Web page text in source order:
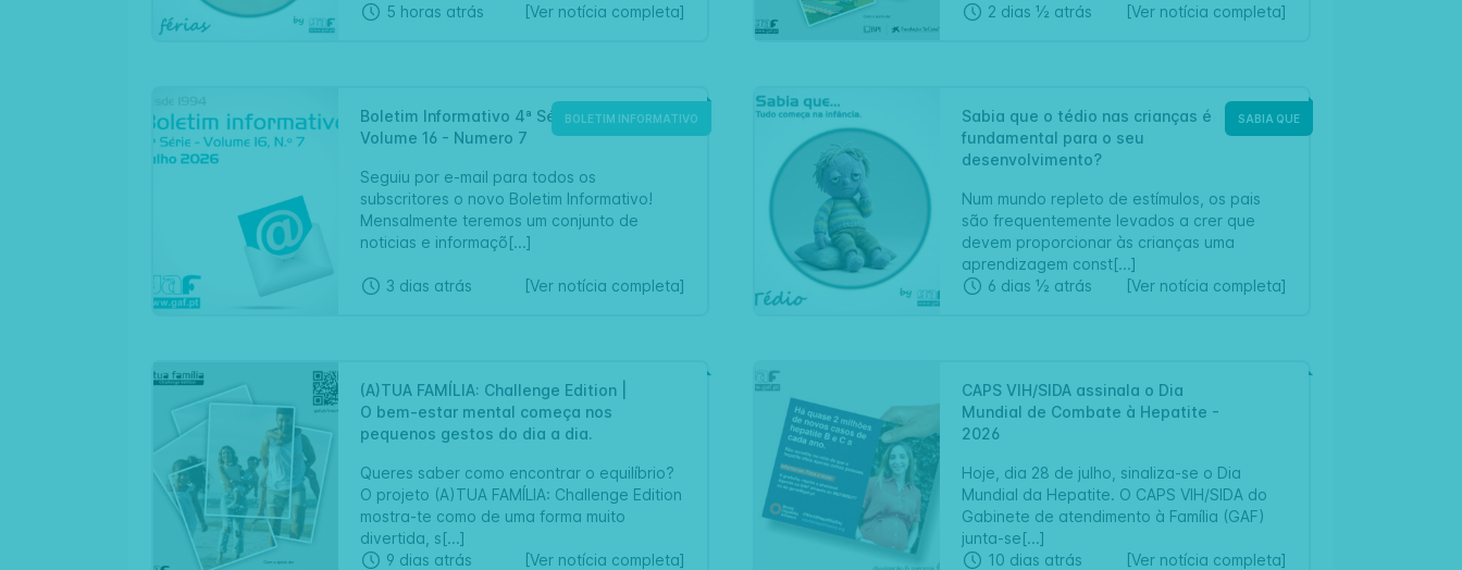
5 horas atrás
[Ver notícia completa]
2 dias ½ atrás
[Ver notícia completa]
BOLETIM INFORMATIVO
Boletim Informativo 4ª Série -
Volume 16 - Numero 7
Seguiu por e-mail para todos os
subscritores o novo Boletim Informativo!
Mensalmente teremos um conjunto de
noticias e informaçõ[...]
3 dias atrás [Ver notícia completa]
SABIA QUE
Sabia que o tédio nas crianças é
fundamental para o seu
desenvolvimento?
Num mundo repleto de estímulos, os pais
são frequentemente levados a crer que
devem proporcionar às crianças uma
aprendizagem const[...]
6 dias ½ atrás
[Ver notícia completa]
(A)TUA FAMÍLIA: Challenge Edition |
O bem-estar mental começa nos
pequenos gestos do dia a dia.
Queres saber como encontrar o equilíbrio?
O projeto (A)TUA FAMÍLIA: Challenge Edition
mostra-te como de uma forma muito
divertida, s[...]
9 dias atrás
[Ver notícia completa]
CAPS VIH/SIDA assinala o Dia
Mundial de Combate à Hepatite -
2026
Hoje, dia 28 de julho, sinaliza-se o Dia
Mundial da Hepatite. O CAPS VIH/SIDA do
Gabinete de atendimento à Família (GAF)
junta-se[...]
10 dias atrás
[Ver notícia completa]